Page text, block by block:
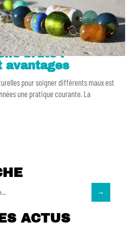
brute :
pour soigner différents maux est
une pratique courante. La
ACTUS